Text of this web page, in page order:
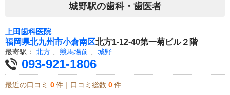
城野駅の歯科・歯医者
上田歯科医院
福岡県北九州市小倉南区北方1-12-40第一菊ビル２階
最寄駅： 北方 競馬場前 城野
093-921-1806
最近の口コミ 0 件｜口コミ総数 0 件